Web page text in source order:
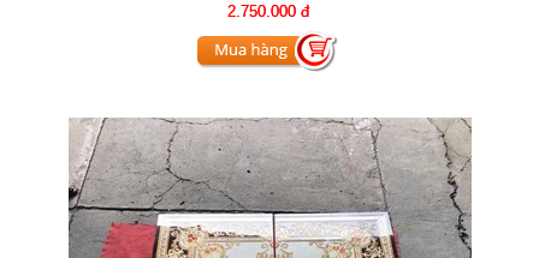
2.750.000 đ